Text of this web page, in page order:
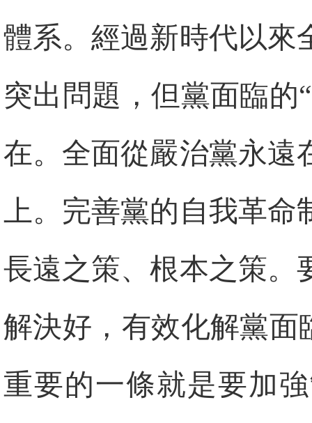
體系。經過新時代以來
突出問題，但黨面臨的
在。全面從嚴治黨永遠
上。完善黨的自我革命
長遠之策、根本之策。
解決好，有效化解黨面
重要的一條就是要加